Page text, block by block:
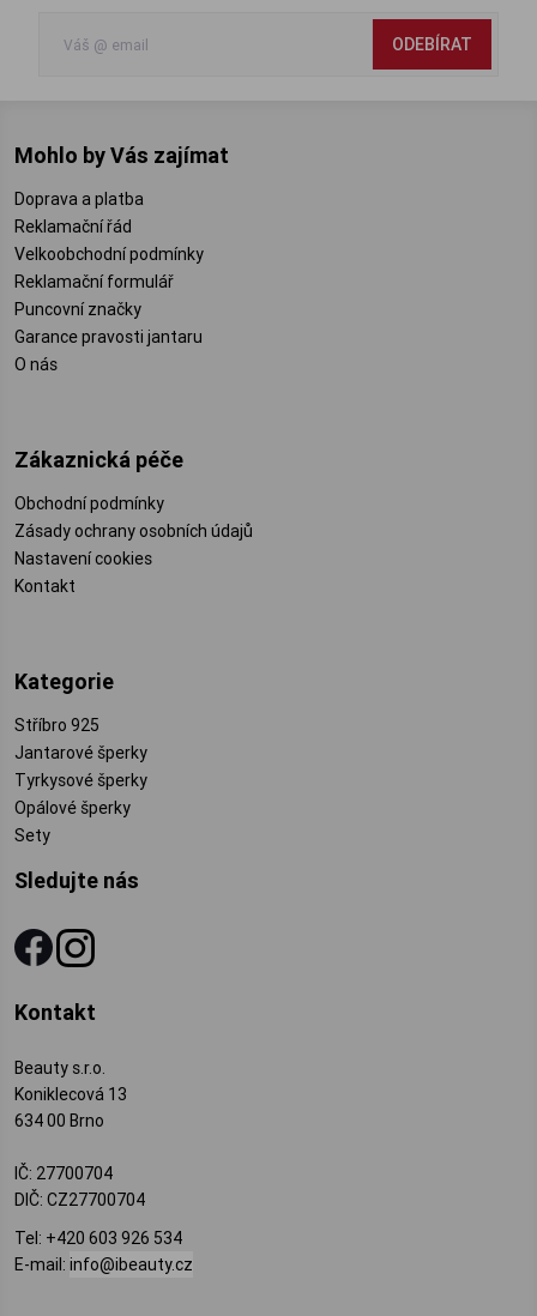
ODEBÍRAT
Mohlo by Vás zajímat
Doprava a platba
Reklamační řád
Velkoobchodní podmínky
Reklamační formulář
Puncovní značky
Garance pravosti jantaru
O nás
Zákaznická péče
Obchodní podmínky
Zásady ochrany osobních údajů
Nastavení cookies
Kontakt
Kategorie
Stříbro 925
Jantarové šperky
Tyrkysové šperky
Opálové šperky
Sety
Sledujte nás
Kontakt
Beauty s.r.o.
Koniklecová 13
634 00 Brno
IČ: 27700704
DIČ: CZ27700704
Tel: +420 603 926 534
E-mail: info@ibeauty.cz